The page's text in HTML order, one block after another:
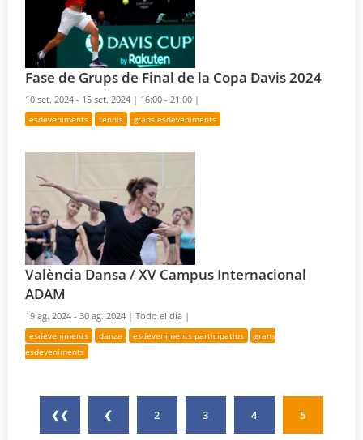
Fase de Grups de Final de la Copa Davis 2024
10 set. 2024 - 15 set. 2024 | 16:00 - 21:00 |
esdeveniments tennis grans esdeveniments
València Dansa / XV Campus Internacional
ADAM
19 ag. 2024 - 30 ag. 2024 |Todo el día |
esdeveniments danza esdeveniments participatius
grans
esdeveniments
❮❮ ❮ 2 3 4 5